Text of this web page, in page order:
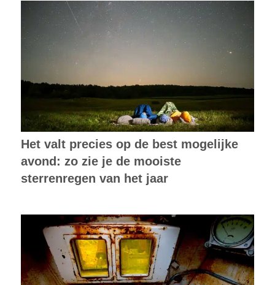
Het valt precies op de best mogelijke
avond: zo zie je de mooiste
sterrenregen van het jaar